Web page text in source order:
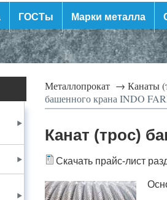
ГОСТы Марки металла
Металлопрокат → Канаты
башенного крана INDO
Канат (трос)
Скачать прайс-лист